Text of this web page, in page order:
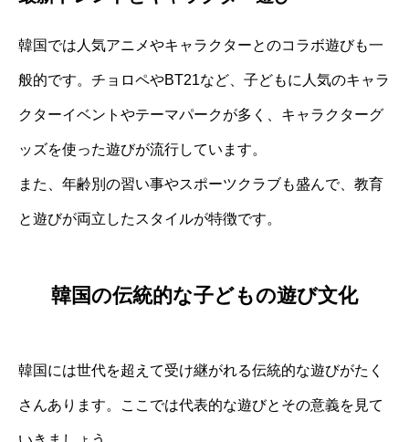
韓国では人気アニメやキャラクターとのコラボ遊びも一
般的です。チョロペやBT21など、子どもに人気のキャラ
クターイベントやテーマパークが多く、キャラクターグ
ッズを使った遊びが流行しています。
また、年齢別の習い事やスポーツクラブも盛んで、教育
と遊びが両立したスタイルが特徴です。
韓国の伝統的な子どもの遊び文化
韓国には世代を超えて受け継がれる伝統的な遊びがたく
さんあります。ここでは代表的な遊びとその意義を見て